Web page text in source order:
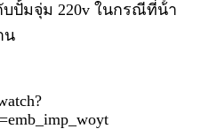
ปั้มจุ่ม 220v ในกรณีที่น้ํา
น